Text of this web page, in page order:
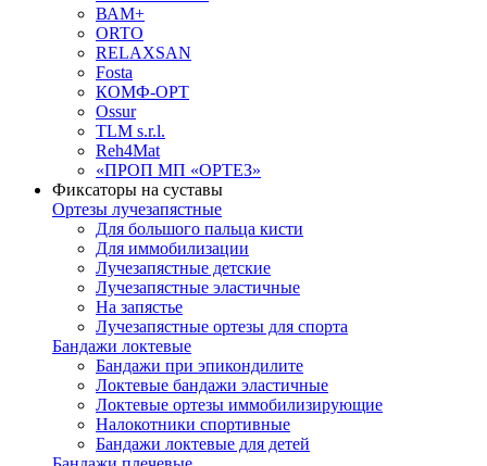
ВАМ+
ORTO
RELAXSAN
Fosta
КОМФ-ОРТ
Ossur
TLM s.r.l.
Reh4Mat
«ПРОП МП «ОРТЕЗ»
Фиксаторы на суставы
Ортезы лучезапястные
Для большого пальца кисти
Для иммобилизации
Лучезапястные детские
Лучезапястные эластичные
На запястье
Лучезапястные ортезы для спорта
Бандажи локтевые
Бандажи при эпикондилите
Локтевые бандажи эластичные
Локтевые ортезы иммобилизирующие
Налокотники спортивные
Бандажи локтевые для детей